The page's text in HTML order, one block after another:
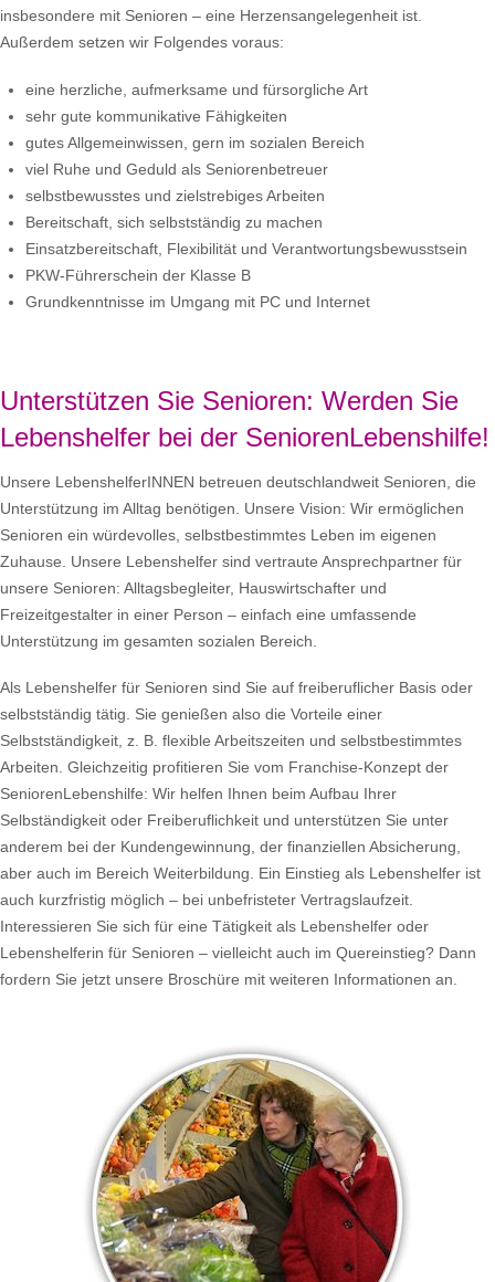
insbesondere mit Senioren – eine Herzensangelegenheit ist.
Außerdem setzen wir Folgendes voraus:
eine herzliche, aufmerksame und fürsorgliche Art
sehr gute kommunikative Fähigkeiten
gutes Allgemeinwissen, gern im sozialen Bereich
viel Ruhe und Geduld als Seniorenbetreuer
selbstbewusstes und zielstrebiges Arbeiten
Bereitschaft, sich selbstständig zu machen
Einsatzbereitschaft, Flexibilität und Verantwortungsbewusstsein
PKW-Führerschein der Klasse B
Grundkenntnisse im Umgang mit PC und Internet
Unterstützen Sie Senioren: Werden Sie
Lebenshelfer bei der SeniorenLebenshilfe!
Unsere LebenshelferINNEN betreuen deutschlandweit Senioren, die
Unterstützung im Alltag benötigen. Unsere Vision: Wir ermöglichen
Senioren ein würdevolles, selbstbestimmtes Leben im eigenen
Zuhause. Unsere Lebenshelfer sind vertraute Ansprechpartner für
unsere Senioren: Alltagsbegleiter, Hauswirtschafter und
Freizeitgestalter in einer Person – einfach eine umfassende
Unterstützung im gesamten sozialen Bereich.
Als Lebenshelfer für Senioren sind Sie auf freiberuflicher Basis oder
selbstständig tätig. Sie genießen also die Vorteile einer
Selbstständigkeit, z. B. flexible Arbeitszeiten und selbstbestimmtes
Arbeiten. Gleichzeitig profitieren Sie vom Franchise-Konzept der
SeniorenLebenshilfe: Wir helfen Ihnen beim Aufbau Ihrer
Selbständigkeit oder Freiberuflichkeit und unterstützen Sie unter
anderem bei der Kundengewinnung, der finanziellen Absicherung,
aber auch im Bereich Weiterbildung. Ein Einstieg als Lebenshelfer ist
auch kurzfristig möglich – bei unbefristeter Vertragslaufzeit.
Interessieren Sie sich für eine Tätigkeit als Lebenshelfer oder
Lebenshelferin für Senioren – vielleicht auch im Quereinstieg? Dann
fordern Sie jetzt unsere Broschüre mit weiteren Informationen an.